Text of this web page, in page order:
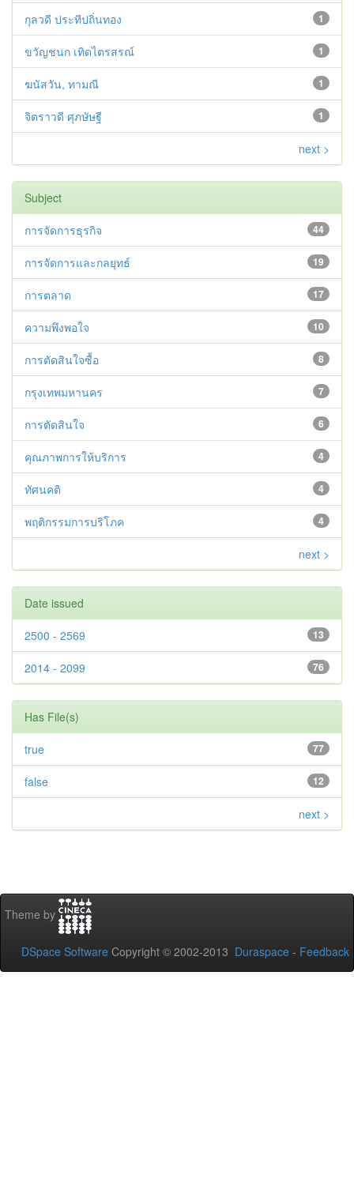
1
กุลวดี ประทีปถิ่นทอง
1
ขวัญชนก เทิดไตรสรณ์
1
ฆนัสวัน, ทามณี
1
จิตราวดี ศุภษัษฐี
next >
Subject
44
การจัดการธุรกิจ
19
การจัดการและกลยุทธ์
17
การตลาด
10
ความพึงพอใจ
8
การตัดสินใจซื้อ
7
กรุงเทพมหานคร
6
การตัดสินใจ
4
คุณภาพการให้บริการ
4
ทัศนคติ
4
พฤติกรรมการบริโภค
next >
Date issued
13
2500 - 2569
76
2014 - 2099
Has File(s)
77
true
12
false
next >
Theme by
DSpace Software Copyright © 2002-2013 Duraspace - Feedback